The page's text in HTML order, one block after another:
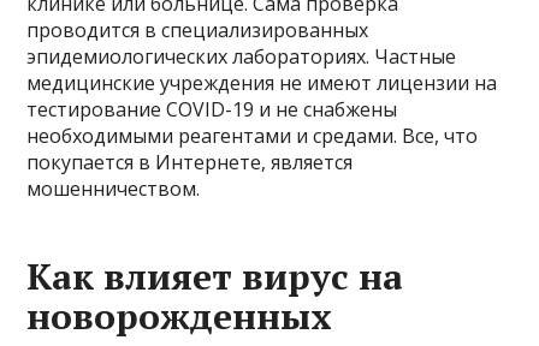
проводится в специализированных
эпидемиологических лабораториях. Частные
медицинские учреждения не имеют лицензии на
тестирование COVID-19 и не снабжены
необходимыми реагентами и средами. Все, что
покупается в Интернете, является
мошенничеством.
Как влияет вирус на
новорожденных